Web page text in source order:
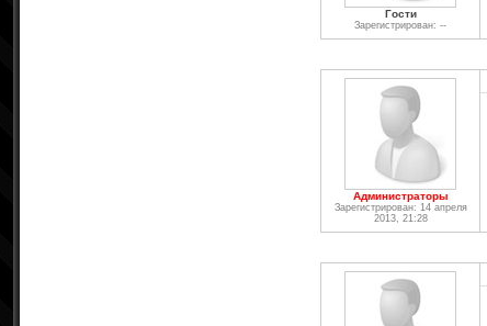
Гости
Зарегистрирован: --
Администраторы
Зарегистрирован: 14 апреля
2013, 21:28